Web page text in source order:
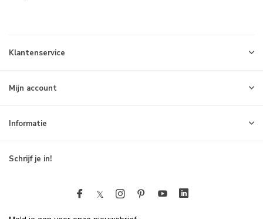
Klantenservice
Mijn account
Informatie
Schrijf je in!